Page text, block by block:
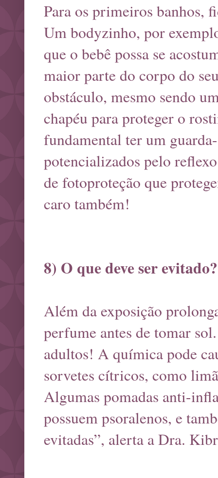
Para os primeiros banhos,
Um bodyzinho, por
que o bebê possa se
maior parte do corpo do
obstáculo, mesmo sendo
chapéu para proteger o
fundamental ter um
potencializados pelo
de fotoproteção que
caro também!
8) O que deve ser evitado?
Além da exposição
perfume antes de tomar
adultos! A química pode
sorvetes cítricos, como
Algumas pomadas anti-
possuem psoralenos, e
evitadas”, alerta a Dra.